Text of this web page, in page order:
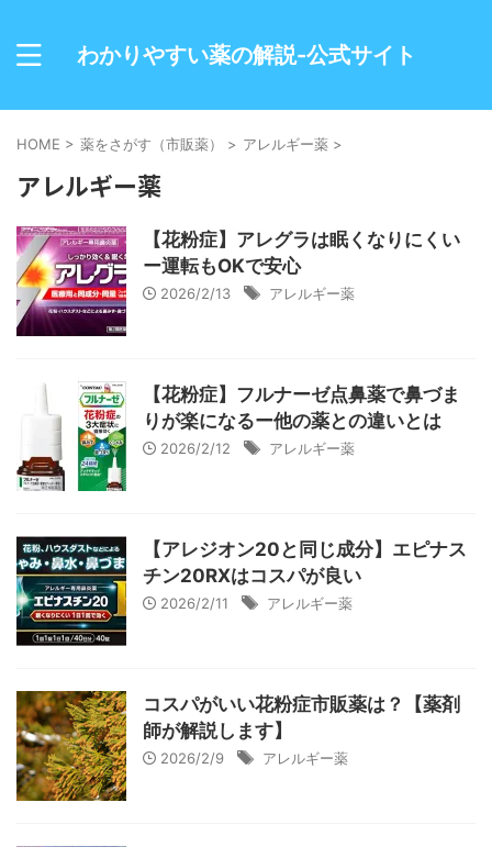
わかりやすい薬の解説-公式サイト
HOME > 薬をさがす（市販薬） > アレルギー薬 >
アレルギー薬
【花粉症】アレグラは眠くなりにくい
ー運転もOKで安心
2026/2/13 アレルギー薬
【花粉症】フルナーゼ点鼻薬で鼻づま
りが楽になるー他の薬との違いとは
2026/2/12 アレルギー薬
【アレジオン20と同じ成分】エピナス
チン20RXはコスパが良い
2026/2/11 アレルギー薬
コスパがいい花粉症市販薬は？【薬剤
師が解説します】
2026/2/9 アレルギー薬